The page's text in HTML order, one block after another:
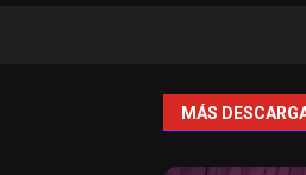
MÁS